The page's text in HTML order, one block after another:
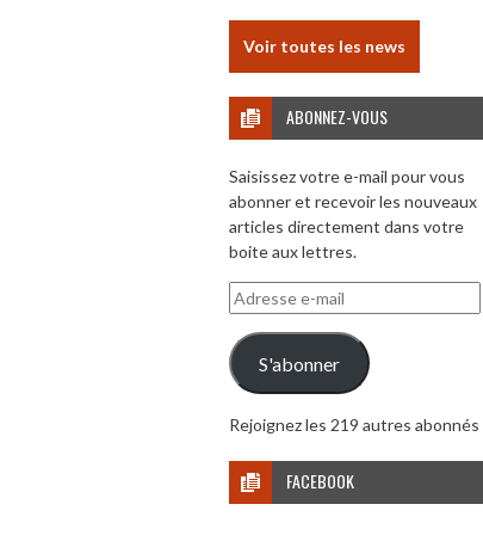
Voir toutes les news
ABONNEZ-VOUS
Saisissez votre e-mail pour vous
abonner et recevoir les nouveaux
articles directement dans votre
boite aux lettres.
Adresse
e-
mail
S'abonner
Rejoignez les 219 autres abonnés
FACEBOOK